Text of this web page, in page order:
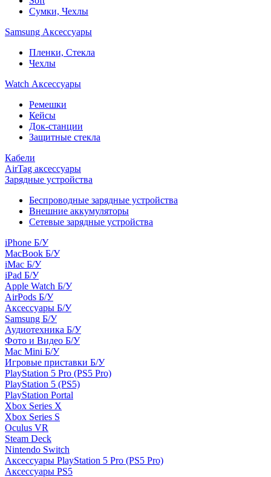
Сумки, Чехлы
Samsung Аксессуары
Пленки, Стекла
Чехлы
Watch Аксессуары
Ремешки
Кейсы
Док-станции
Защитные стекла
Кабели
AirTag аксессуары
Зарядные устройства
Беспроводные зарядные устройства
Внешние аккумуляторы
Сетевые зарядные устройства
iPhone Б/У
MacBook Б/У
iMac Б/У
iPad Б/У
Apple Watch Б/У
AirPods Б/У
Аксессуары Б/У
Samsung Б/У
Аудиотехника Б/У
Фото и Видео Б/У
Mac Mini Б/У
Игровые приставки Б/У
PlayStation 5 Pro (PS5 Pro)
PlayStation 5 (PS5)
PlayStation Portal
Xbox Series X
Xbox Series S
Oculus VR
Steam Deck
Nintendo Switch
Аксессуары PlayStation 5 Pro (PS5 Pro)
Аксессуары PS5